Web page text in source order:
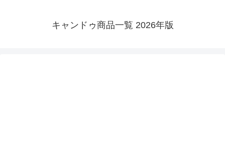
キャンドゥ商品一覧 2026年版